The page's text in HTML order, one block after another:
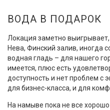
ВОДА В ПОДАРОК
Локация заметно выигрывает,
Нева, Финский залив, иногда
водная гладь – для нашего
имеется, плюс есть
доступность и нет проблем с
для бизнес-класса, и для
На намыве пока не все